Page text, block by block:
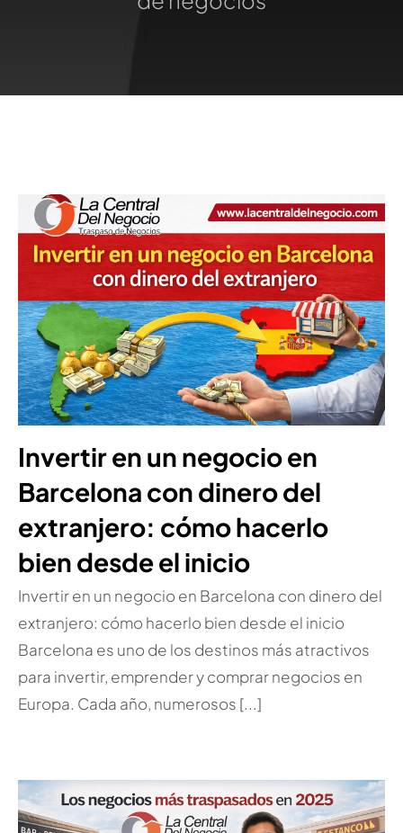
Invertir en un negocio en
Barcelona con dinero del
extranjero: cómo hacerlo
bien desde el inicio
Invertir en un negocio en Barcelona con dinero del
extranjero: cómo hacerlo bien desde el inicio
Barcelona es uno de los destinos más atractivos
para invertir, emprender y comprar negocios en
Europa. Cada año, numerosos [...]